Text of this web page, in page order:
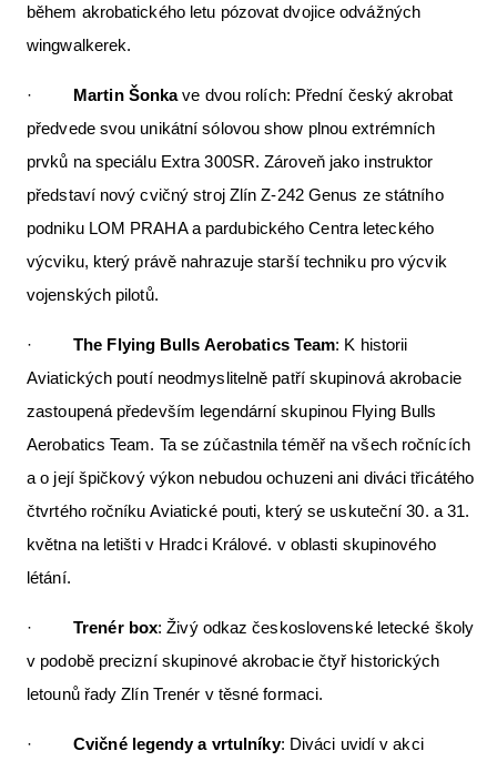
během akrobatického letu pózovat dvojice odvážných
wingwalkerek.
· Martin Šonkave dvou rolích: Přední český akrobat
předvede svou unikátní sólovou show plnou extrémních
prvků na speciálu Extra 300SR. Zároveň jako instruktor
představí nový cvičný stroj Zlín Z-242 Genus ze státního
podniku LOM PRAHA a pardubického Centra leteckého
výcviku, který právě nahrazuje starší techniku pro výcvik
vojenských pilotů.
· The Flying Bulls Aerobatics Team: K historii
Aviatických poutí neodmyslitelně patří skupinová akrobacie
zastoupená především legendární skupinou Flying Bulls
Aerobatics Team. Ta se zúčastnila téměř na všech ročnících
a o její špičkový výkon nebudou ochuzeni ani diváci třicátého
čtvrtého ročníku Aviatické pouti, který se uskuteční 30. a 31.
května na letišti v Hradci Králové. v oblasti skupinového
létání.
· Trenér box: Živý odkaz československé letecké školy
v podobě precizní skupinové akrobacie čtyř historických
letounů řady Zlín Trenér v těsné formaci.
· Cvičné legendy a vrtulníky: Diváci uvidí v akci